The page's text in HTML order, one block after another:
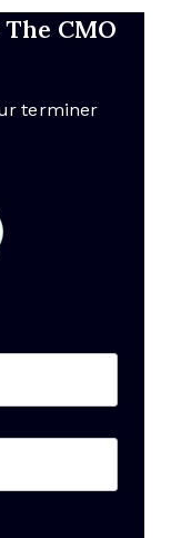
CMO
terminer